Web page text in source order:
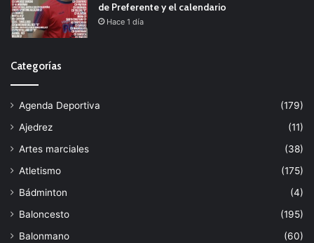
de Preferente y el calendario
Hace 1 día
Categorías
Agenda Deportiva
(179)
Ajedrez
(11)
Artes marciales
(38)
Atletismo
(175)
Bádminton
(4)
Baloncesto
(195)
Balonmano
(60)